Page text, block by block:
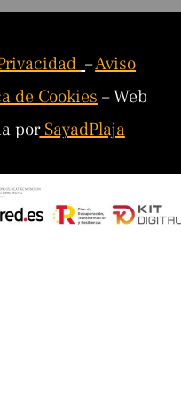
–Aviso
de Cookies– Web
porSayadPlaja